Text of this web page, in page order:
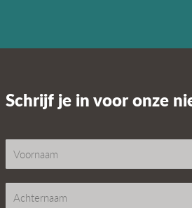
Schrijf je in voor onze